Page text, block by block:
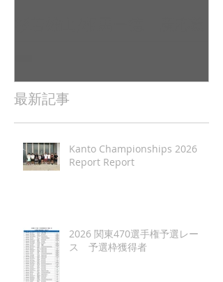
最新記事
Kanto Championships 2026
Report Report
2026 関東470選手権予選レー
ス 予選枠獲得者